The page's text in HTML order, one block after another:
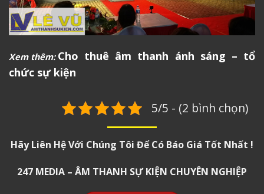
Xem thêm: Cho thuê âm thanh ánh sáng – tổ
chức sự kiện
5/5 - (2 bình chọn)
Hãy Liên Hệ Với Chúng Tôi Để Có Báo Giá Tốt Nhất !
247 MEDIA – ÂM THANH SỰ KIỆN CHUYÊN NGHIỆP